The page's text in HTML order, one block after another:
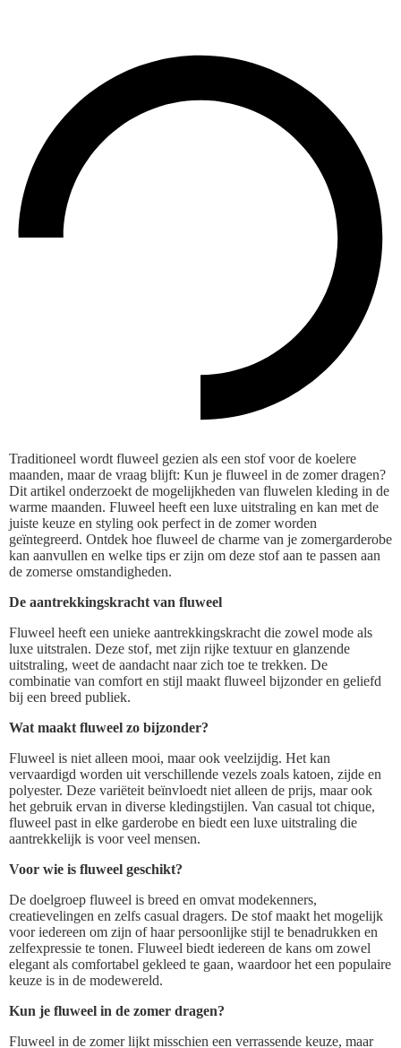
Traditioneel wordt fluweel gezien als een stof voor de koelere
maanden, maar de vraag blijft: Kun je fluweel in de zomer dragen?
Dit artikel onderzoekt de mogelijkheden van fluwelen kleding in de
warme maanden. Fluweel heeft een luxe uitstraling en kan met de
juiste keuze en styling ook perfect in de zomer worden
geïntegreerd. Ontdek hoe fluweel de charme van je zomergarderobe
kan aanvullen en welke tips er zijn om deze stof aan te passen aan
de zomerse omstandigheden.
De aantrekkingskracht van fluweel
Fluweel heeft een unieke aantrekkingskracht die zowel mode als
luxe uitstralen. Deze stof, met zijn rijke textuur en glanzende
uitstraling, weet de aandacht naar zich toe te trekken. De
combinatie van comfort en stijl maakt fluweel bijzonder en geliefd
bij een breed publiek.
Wat maakt fluweel zo bijzonder?
Fluweel is niet alleen mooi, maar ook veelzijdig. Het kan
vervaardigd worden uit verschillende vezels zoals katoen, zijde en
polyester. Deze variëteit beïnvloedt niet alleen de prijs, maar ook
het gebruik ervan in diverse kledingstijlen. Van casual tot chique,
fluweel past in elke garderobe en biedt een luxe uitstraling die
aantrekkelijk is voor veel mensen.
Voor wie is fluweel geschikt?
De doelgroep fluweel is breed en omvat modekenners,
creatievelingen en zelfs casual dragers. De stof maakt het mogelijk
voor iedereen om zijn of haar persoonlijke stijl te benadrukken en
zelfexpressie te tonen. Fluweel biedt iedereen de kans om zowel
elegant als comfortabel gekleed te gaan, waardoor het een populaire
keuze is in de modewereld.
Kun je fluweel in de zomer dragen?
Fluweel in de zomer lijkt misschien een verrassende keuze, maar